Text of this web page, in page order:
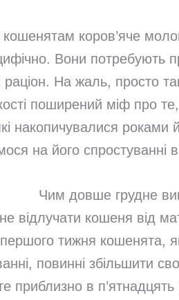
коров’яче
Вони потребують
раціон. На жаль, просто
поширений міф про
накопичувалися
на його спростуванні
Чим довше грудне
відлучати кошеня від
тижня кошенята,
повинні збільшити
приблизно в